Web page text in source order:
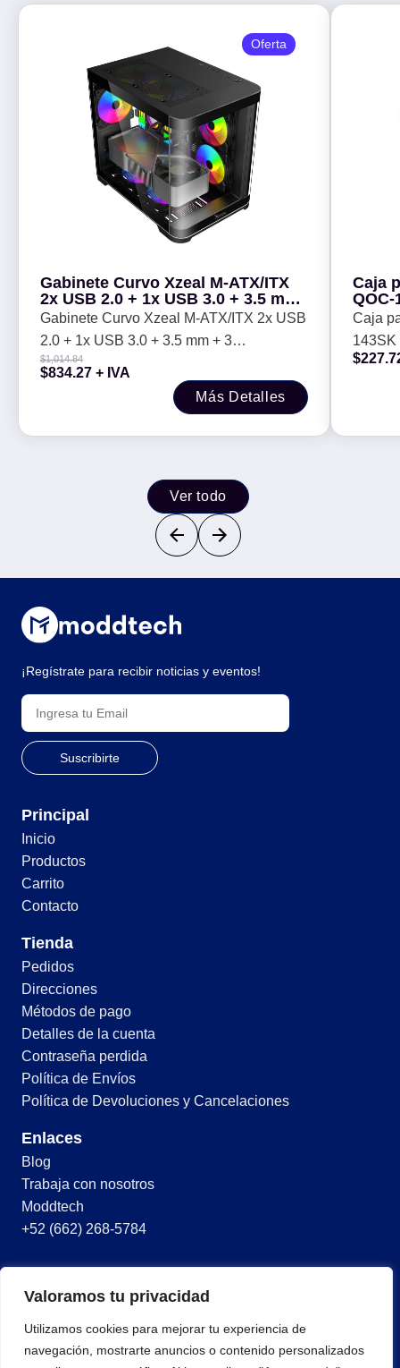
Valoramos tu privacidad
Utilizamos cookies para mejorar tu experiencia de
navegación, mostrarte anuncios o contenido personalizados
Gabinete Curvo Xzeal M-ATX/ITX
2x USB 2.0 + 1x USB 3.0 + 3.5 mm
+ 3 Ventiladores RGB Negro -
Gabinete Curvo Xzeal M-ATX/ITX 2x USB
2.0 + 1x USB 3.0 + 3.5 mm + 3
Ventiladores RGB Negro -
$1,014.84
$834.27 + IVA
Más Detalles
Oferta
Caja
QOC-
Caja
143SK
$
Ver todo
¡Regístrate para recibir noticias y eventos!
Principal
Inicio
Productos
Carrito
Contacto
Tienda
Pedidos
Direcciones
Métodos de pago
Detalles de la cuenta
Contraseña perdida
Política de Envíos
Política de Devoluciones y Cancelaciones
Enlaces
Blog
Trabaja con nosotros
Moddtech
+52 (662) 268-5784
© 2026 Todos los derechos reservados
Política de privacidad